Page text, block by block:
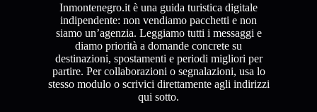
Inmontenegro.it è una guida turistica digitale
indipendente: non vendiamo pacchetti e non
siamo un’agenzia. Leggiamo tutti i messaggi e
diamo priorità a domande concrete su
destinazioni, spostamenti e periodi migliori per
partire. Per collaborazioni o segnalazioni, usa lo
stesso modulo o scrivici direttamente agli indirizzi
qui sotto.